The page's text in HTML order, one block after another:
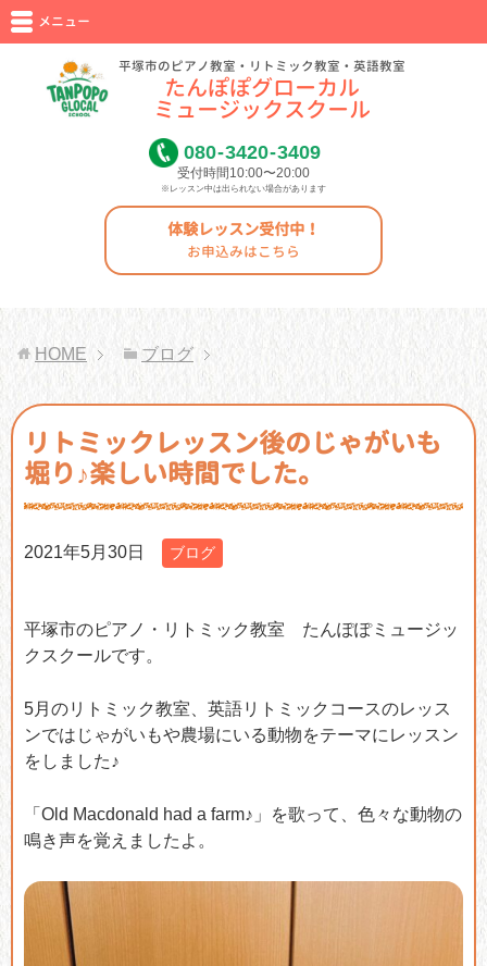
平塚市のピアノ教室・リトミック教室・英語教室
たんぽぽグローカル
ミュージックスクール
080-3420-3409
受付時間10:00〜20:00
※レッスン中は出られない場合があります
体験レッスン受付中！
お申込みはこちら
メニュー
HOME ブログ
リトミックレッスン後のじゃがいも
堀り♪楽しい時間でした。
2021年5月30日 ブログ
平塚市のピアノ・リトミック教室 たんぽぽミュージッ
クスクールです。
5月のリトミック教室、英語リトミックコースのレッス
ンではじゃがいもや農場にいる動物をテーマにレッスン
をしました♪
「Old Macdonald had a farm♪」を歌って、色々な動物の
鳴き声を覚えましたよ。